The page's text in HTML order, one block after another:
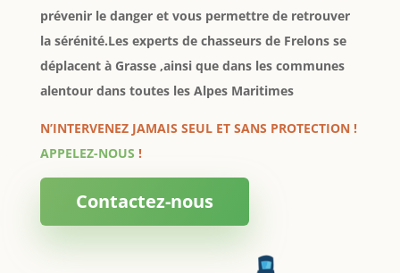
prévenir le danger et vous permettre de retrouver
la sérénité.Les experts de chasseurs de Frelons se
déplacent à Grasse ,ainsi que dans les communes
alentour dans toutes les Alpes Maritimes
N’INTERVENEZ JAMAIS SEUL ET SANS PROTECTION !
APPELEZ-NOUS !
Contactez-nous